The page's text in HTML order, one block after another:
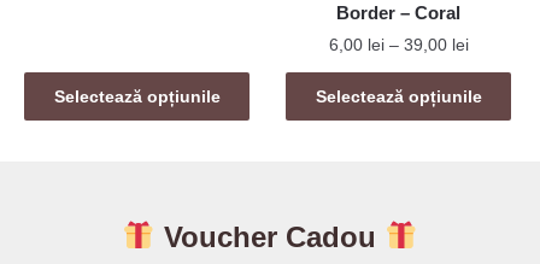
Selectează opțiunile
Opțiunile
pot
pagina
Border – Coral
6,00 lei – 39,00 leiInterval
de
prețuri:
6,00 lei
Selectează opțiunile
Acest
produs
variații.
Voucher Cadou